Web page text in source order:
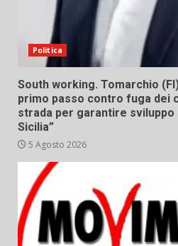
Politica
South working. Tomarchio
primo passo contro fuga dei
strada per garantire sviluppo
Sicilia”
5 Agosto 2026